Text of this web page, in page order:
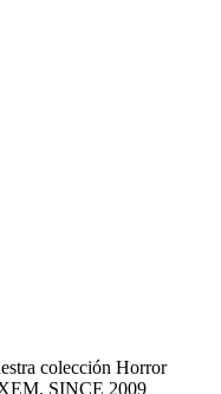
colección Horror
SINCE 2009